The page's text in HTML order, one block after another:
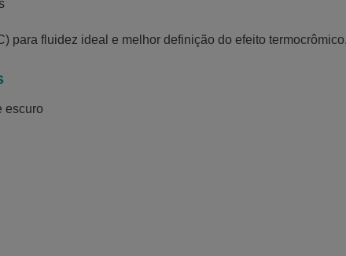
para fluidez ideal e melhor definição do efeito
escuro